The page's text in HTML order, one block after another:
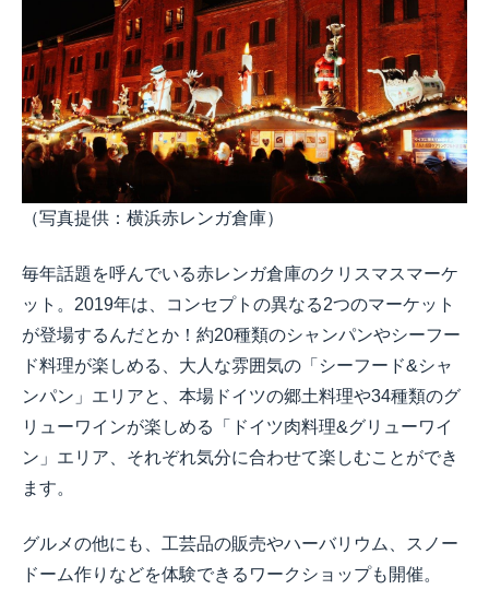
（写真提供：横浜赤レンガ倉庫）
毎年話題を呼んでいる赤レンガ倉庫のクリスマスマーケ
ット。2019年は、コンセプトの異なる2つのマーケット
が登場するんだとか！約20種類のシャンパンやシーフー
ド料理が楽しめる、大人な雰囲気の「シーフード&シャ
ンパン」エリアと、本場ドイツの郷土料理や34種類のグ
リューワインが楽しめる「ドイツ肉料理&グリューワイ
ン」エリア、それぞれ気分に合わせて楽しむことができ
ます。
グルメの他にも、工芸品の販売やハーバリウム、スノー
ドーム作りなどを体験できるワークショップも開催。